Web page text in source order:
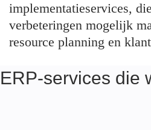
implementatieservices,
verbeteringen mogelijk
resource planning en
ERP-services die